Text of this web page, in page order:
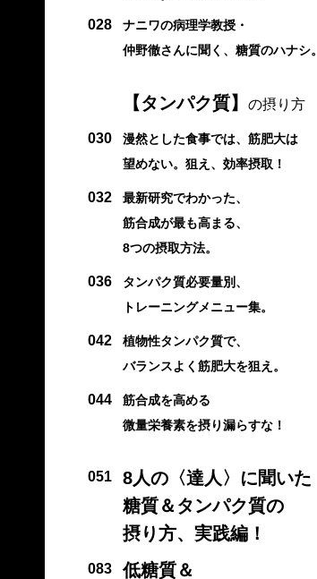
028
ナニワの病理学教授・
仲野徹さんに聞く、糖質のハナシ。
【タンパク質】 の摂り方
030
漫然とした食事では、筋肥大は
望めない。狙え、効率摂取！
032
最新研究でわかった、
筋合成が最も高まる、
8つの摂取方法。
036
タンパク質必要量別、
トレーニングメニュー集。
042
植物性タンパク質で、
バランスよく筋肥大を狙え。
044
筋合成を高める
微量栄養素を摂り漏らすな！
051
8人の〈達人〉に聞いた
糖質＆タンパク質の
摂り方、実践編！
083
低糖質＆